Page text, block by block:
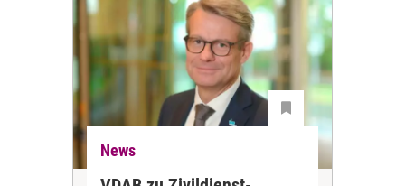
News